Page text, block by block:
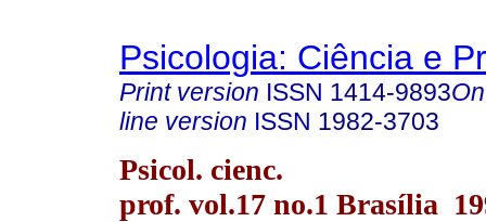
Psicologia: Ciência e
Print version ISSN 1414-9893
line version ISSN 1982-3703
Psicol. cienc.
prof. vol.17 no.1 Brasília